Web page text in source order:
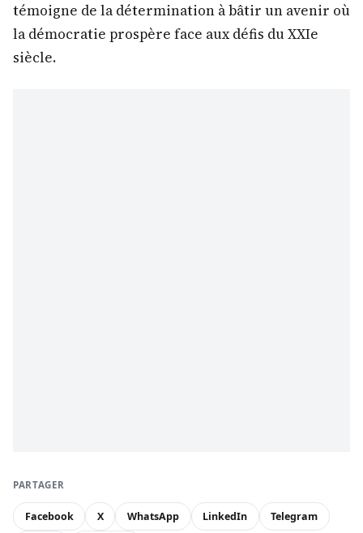
témoigne de la détermination à bâtir un avenir où
la démocratie prospère face aux défis du XXIe
siècle.
PARTAGER
Facebook X WhatsApp LinkedIn Telegram